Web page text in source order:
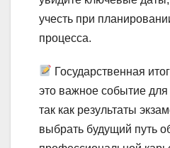
учесть при
процесса.
Государственная
это важное событие для
так как результаты
выбрать будущий путь